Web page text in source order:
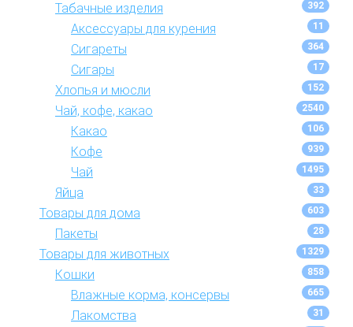
Табачные изделия 392
Аксессуары для курения 11
Сигареты 364
Сигары 17
Хлопья и мюсли 152
Чай, кофе, какао 2540
Какао 106
Кофе 939
Чай 1495
Яйца 33
Товары для дома 603
Пакеты 28
Товары для животных 1329
Кошки 858
Влажные корма, консервы 665
Лакомства 31